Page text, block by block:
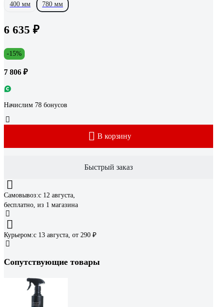
400 мм 780 мм
6 635 ₽
-15%
7 806 ₽
Начислим 78 бонусов
В корзину
Быстрый заказ
Самовывоз:c 12 августа,
бесплатно, из 1 магазина
Курьером:c 13 августа, от 290 ₽
Сопутствующие товары